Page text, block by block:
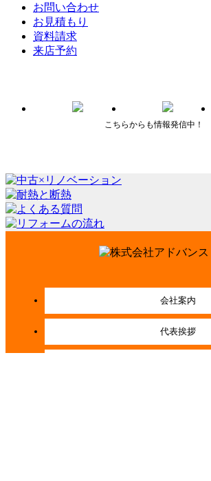
お問い合わせ
お見積もり
資料請求
来店予約
こちらからも情報発信中！
会社案内
代表挨拶